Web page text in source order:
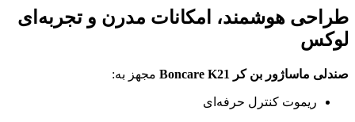
طراحی هوشمند، امکانات مدرن و تجربه‌ای
لوکس
صندلی ماساژور بن کر Boncare K21 مجهز به:
ریموت کنترل حرفه‌ای